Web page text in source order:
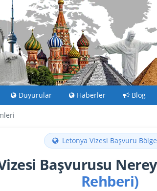
Duyurular Haberler Blog
Letonya Vizesi Başvuru
Başvurusu
Rehberi)